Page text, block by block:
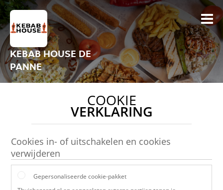
KEBAB HOUSE DE
PANNE
COOKIE
VERKLARING
Cookies in- of uitschakelen en cookies
verwijderen
Gepersonaliseerde cookie-pakket